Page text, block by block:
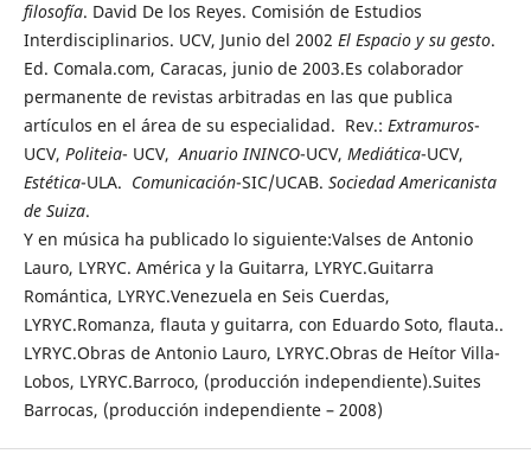
filosofía. David De los Reyes. Comisión de Estudios
Interdisciplinarios. UCV, Junio del 2002 El Espacio y su gesto.
Ed. Comala.com, Caracas, junio de 2003.Es colaborador
permanente de revistas arbitradas en las que publica
artículos en el área de su especialidad. Rev.: Extramuros-
UCV, Politeia- UCV,Anuario ININCO-UCV, Mediática-UCV,
Estética-ULA. Comunicación-SIC/UCAB. Sociedad Americanista
de Suiza.
Y en música ha publicado lo siguiente:Valses de Antonio
Lauro, LYRYC. América y la Guitarra, LYRYC.Guitarra
Romántica, LYRYC.Venezuela en Seis Cuerdas,
LYRYC.Romanza, flauta y guitarra, con Eduardo Soto, flauta..
LYRYC.Obras de Antonio Lauro, LYRYC.Obras de Heítor Villa-
Lobos, LYRYC.Barroco, (producción independiente).Suites
Barrocas, (producción independiente – 2008)